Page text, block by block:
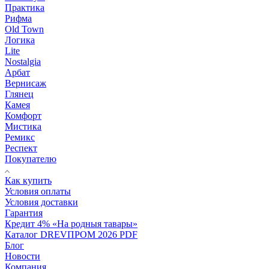
Практика
Рифма
Old Town
Логика
Lite
Nostalgia
Арбат
Вернисаж
Глянец
Камея
Комфорт
Мистика
Ремикс
Респект
Покупателю
Как купить
Условия оплаты
Условия доставки
Гарантия
Кредит 4% «На родныя тавары»
Каталог DREVПРОМ 2026 PDF
Блог
Новости
Компания